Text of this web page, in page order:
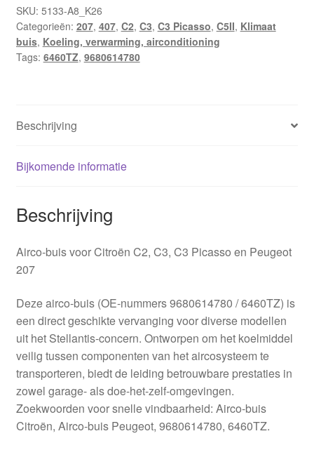
6460TZ
aantal
SKU: 5133-A8_K26
Categorieën: 207, 407, C2, C3, C3 Picasso, C5II, Klimaat
buis, Koeling, verwarming, airconditioning
Tags: 6460TZ, 9680614780
Beschrijving
Bijkomende informatie
Beschrijving
Airco-buis voor Citroën C2, C3, C3 Picasso en Peugeot
207
Deze airco-buis (OE-nummers 9680614780 / 6460TZ) is
een direct geschikte vervanging voor diverse modellen
uit het Stellantis-concern. Ontworpen om het koelmiddel
veilig tussen componenten van het aircosysteem te
transporteren, biedt de leiding betrouwbare prestaties in
zowel garage- als doe-het-zelf-omgevingen.
Zoekwoorden voor snelle vindbaarheid: Airco-buis
Citroën, Airco-buis Peugeot, 9680614780, 6460TZ.